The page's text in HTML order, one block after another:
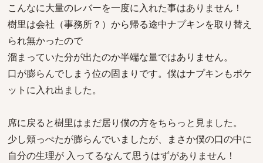
こんなに大量のレバーを一度に入れた事はありません！
樹里は会社（事務所？）から帰る途中ナプキンを取り替え
られ無かったので
溜まっていた分が出たのか半端な量ではありません。
口が膨らんでしまう位の固まりです。僕はナプキンもポケ
ットに入れ出ました。
席に戻ると樹里はまだ居り僕の方をちらっと見ました。
少し頬っぺたが膨らんでいましたが、まさか僕の口の中に
自分の生理が 入ってるなんて思うはずがありません！